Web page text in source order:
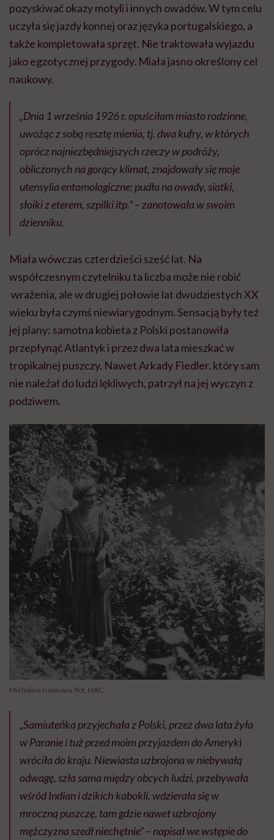
pozyskiwać okazy motyli i innych owadów. W tym celu
uczyła się jazdy konnej oraz języka portugalskiego, a
także kompletowała sprzęt. Nie traktowała wyjazdu
jako egzotycznej przygody. Miała jasno określony cel
naukowy.
„Dnia 1 września 1926 r. opuściłam miasto rodzinne,
uwożąc z sobą resztę mienia, tj. dwa kufry, w których
oprócz najniezbędniejszych rzeczy w podróży,
obliczonych na gorący klimat, znajdowały się moje
utensylia entomologiczne: pudła na owady, siatki,
słoiki z eterem, szpilki itp.”– zanotowała w swoim
dzienniku.
Miała wówczas czterdzieści sześć lat. Na
współczesnym czytelniku ta liczba może nie robić
wrażenia, ale w drugiej połowie lat dwudziestych XX
wieku była czymś niewiarygodnym. Sensacją były też
jej plany: samotna kobieta z Polski postanowiła
przepłynąć Atlantyk i przez dwa lata mieszkać w
tropikalnej puszczy. Nawet Arkady Fiedler, który sam
nie należał do ludzi lękliwych, patrzył na jej wyczyn z
podziwem.
Michalina Isaakowa /fot. NAC
„Samiuteńka przyjechała z Polski, przez dwa lata żyła
w Paranie i tuż przed moim przyjazdem do Ameryki
wróciła do kraju. Niewiasta uzbrojona w niebywałą
odwagę, szła sama między obcych ludzi, przebywała
wśród Indian i dzikich kabokli, wdzierała się w
mroczną puszczę, tam gdzie nawet uzbrojony
mężczyzna szedł niechętnie”– napisał we wstępie do